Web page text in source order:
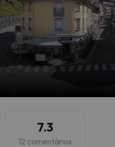
7.3
12 comentários